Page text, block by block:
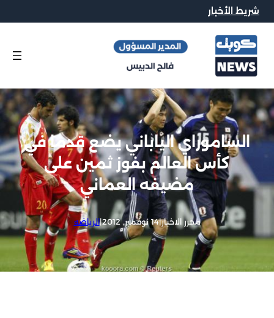
شريط الأخبار
الساموراي الياباني يضع قدما في
كأس العالم بفوز ثمين على
مضيفه العماني
محرر الاخبار|14 نوفمبر, 2012 |الرياضه